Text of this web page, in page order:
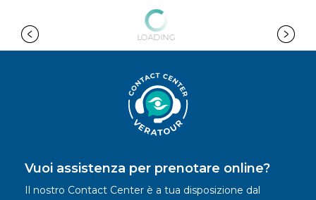
Vuoi assistenza per prenotare online?
Il nostro Contact Center è a tua disposizione dal